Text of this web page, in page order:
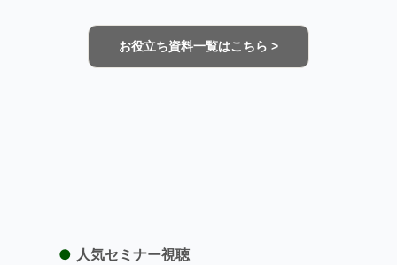
お役立ち資料一覧はこちら >
● 人気セミナー視聴